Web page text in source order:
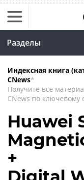
Разделы
Индексная книга
CNews*
Получите все
CNews по ключевому
Huawei
+